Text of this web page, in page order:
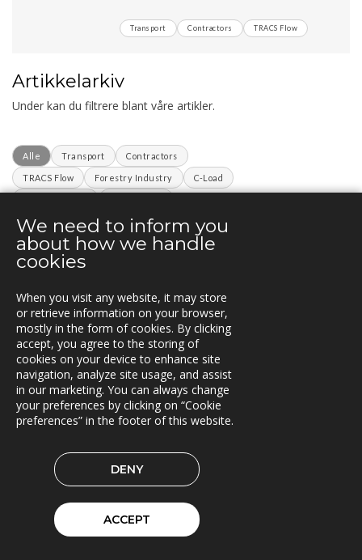
Transport Contractors TRACS Flow
Artikkelarkiv
Under kan du filtrere blant våre artikler.
Alle Transport Contractors
TRACS Flow Forestry Industry C-Load
ArbeidsvarslingLoggbok SINUS TNE
C7 Projects
KONTAKT
Vestre Rosten 81,
7075 TILLER, Norway
Tfn. +47-72 90 00 30
post@triona.no
© 2026 Triona AS Cookie preferences
We need to inform you
about how we handle
cookies
When you visit any website, it may store
or retrieve information on your browser,
mostly in the form of cookies. By clicking
accept, you agree to the storing of
cookies on your device to enhance site
navigation, analyze site usage, and assist
in our marketing. You can always change
your preferences by clicking on “Cookie
preferences” in the footer of this website.
DENY
ACCEPT